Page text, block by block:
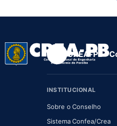
CREA-PB ·
INSTITUCIONAL
Sobre o Conselho(abre
Sistema Confea/Crea